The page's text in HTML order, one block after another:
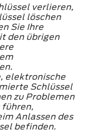
verlieren,
löschen
Sie Ihre
den übrigen
elektronische
Schlüssel
zu Problemen
führen,
Anlassen des
befinden.